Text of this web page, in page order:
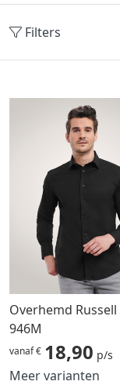
Filters
Overhemd
946M
vanaf € 18,90 p/s
Meer varianten